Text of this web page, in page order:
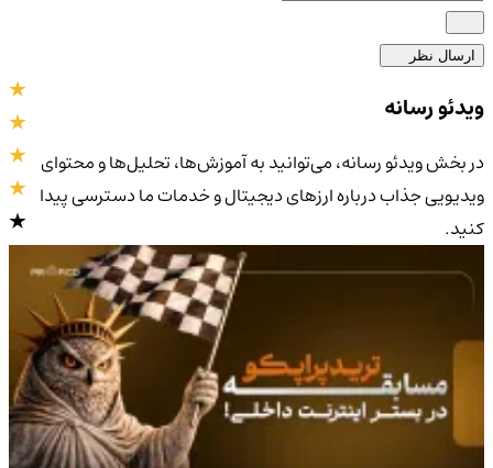
ارسال نظر
4.9/5
ویدئو رسانه
در بخش ویدئو رسانه، می‌توانید به آموزش‌ها، تحلیل‌ها و محتوای
ویدیویی جذاب درباره ارزهای دیجیتال و خدمات ما دسترسی پیدا
کنید.